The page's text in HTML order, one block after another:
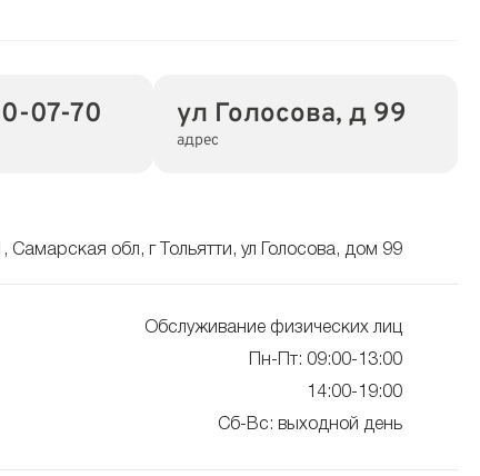
07-70 ул Голосова, д 99
адрес
Самарская обл, г Тольятти, ул Голосова, дом 99
Обслуживание физических лиц
Пн-Пт: 09:00-13:00
14:00-19:00
Сб-Вс: выходной день